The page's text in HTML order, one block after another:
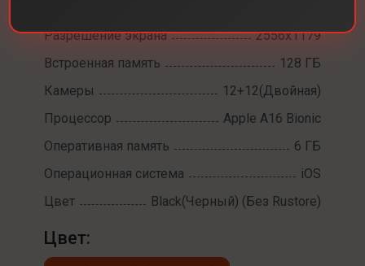
Разрешение экрана
2556x1179
Встроенная память
128 ГБ
Камеры
12+12(Двойная)
Процессор
Apple A16 Bionic
Оперативная память
6 ГБ
Операционная система
iOS
Цвет
Black(Черный) (Без Rustore)
Цвет: